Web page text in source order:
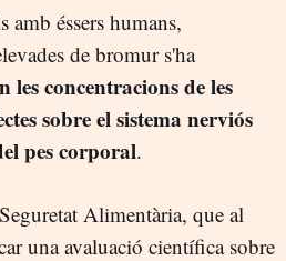
amb éssers humans,
de bromur s'ha
les concentracions de les
sobre el sistema nerviós
pes corporal.
Alimentària, que al
una avaluació científica sobre